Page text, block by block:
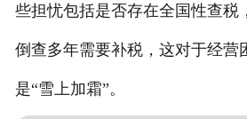
些担忧包括是否存在全国性查税
倒查多年需要补税，这对于经营
是“雪上加霜”。